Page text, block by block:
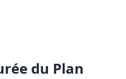
du Plan